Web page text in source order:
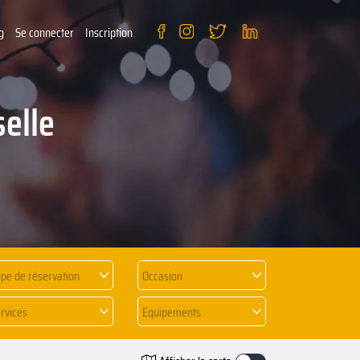
Se connecter Inscription
de réservation
Occasion
Equipements